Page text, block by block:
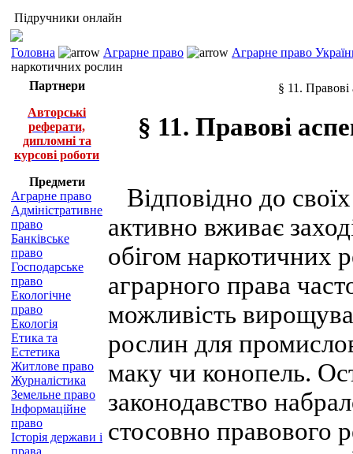
Підручники онлайн
Головна Аграрне право
Аграрне право
наркотичних рослин
Партнери
Авторські
реферати,
дипломні та
курсові роботи
Предмети
Аграрне право
Адміністративне
право
Банківське
право
Господарське
право
Екологічне
право
Екологія
Етика та
Естетика
Житлове право
Журналістика
Земельне право
Інформаційне
право
Історія держави і
права
§ 11.
§ 11. Правові
Відповідно до
активно вживає
обігом наркотичних
аграрного права
можливість
рослин для
маку чи конопель.
законодавство
стосовно правового